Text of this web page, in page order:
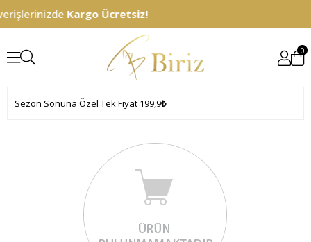
0
Sezon Sonuna Özel Tek Fiyat 199,9₺
Kargo Ücretsiz!